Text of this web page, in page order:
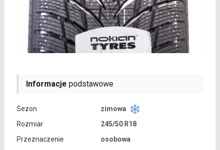
Informacje podstawowe
Sezon
zimowa
Rozmiar
245/50 R18
Przeznaczenie
osobowa